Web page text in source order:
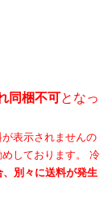
同梱不可となっ
表示されませんの
しております。 冷
別々に送料が発生